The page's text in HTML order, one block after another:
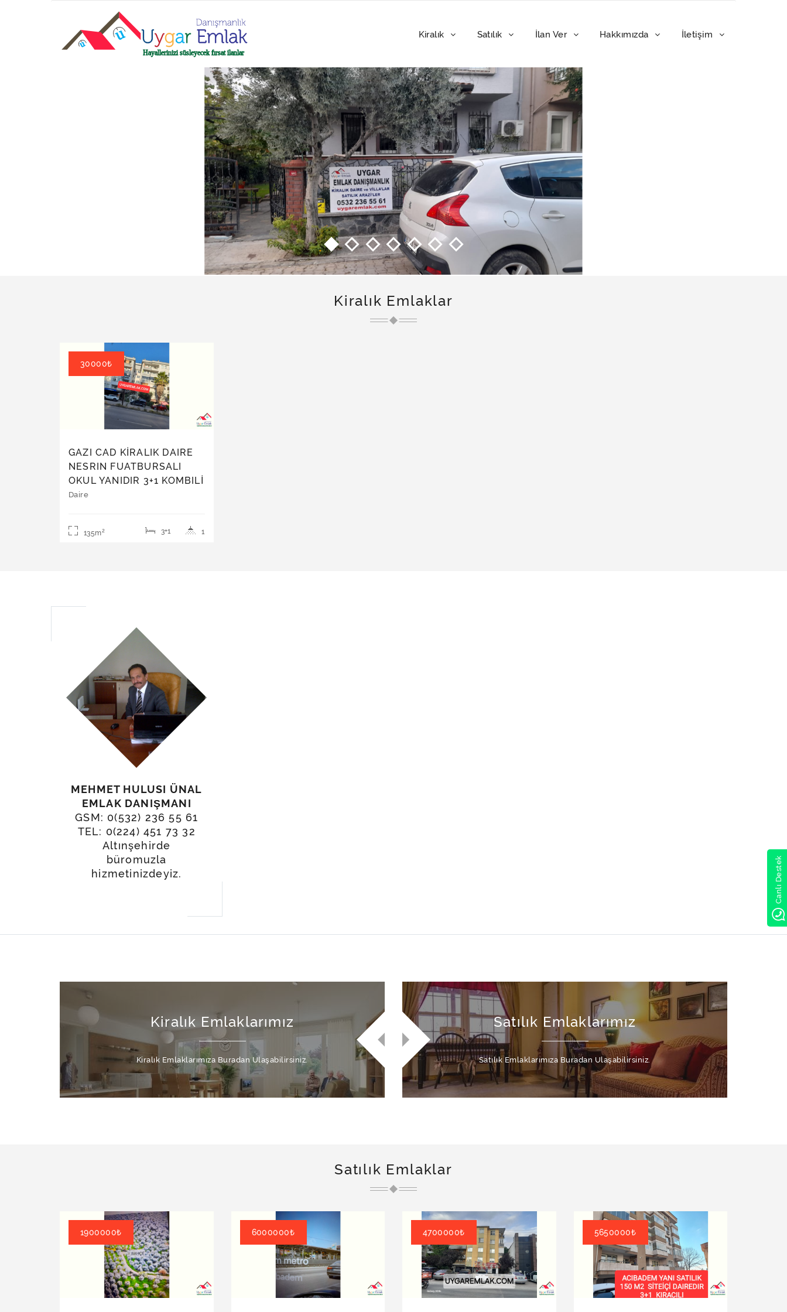
Kiralık Satılık İlan Ver Hakkımızda İletişim
Kiralık Emlaklar
30000₺
GAZI CAD KİRALIK DAIRE
NESRIN FUATBURSALI
OKUL YANIDIR 3+1 KOMBILİ
DIR GENİS BALKONLUDUR
Daire
135m2 1
3+1
MEHMET HULUSI ÜNAL
EMLAK DANIŞMANI
GSM: 0(532) 236 55 61
TEL: 0(224) 451 73 32
Altınşehirde
büromuzla
hizmetinizdeyiz.
Kiralık Emlaklarımız
Kiralık Emlaklarımıza Buradan Ulaşabilirsiniz.
Satılık Emlaklarımız
Satılık Emlaklarımıza Buradan Ulaşabilirsiniz.
Satılık Emlaklar
1900000₺ 6000000₺ 4700000₺ 5650000₺
Canlı Destek